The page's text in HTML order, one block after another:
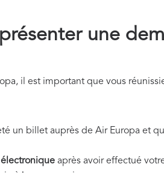
une
il est important que vous
un billet auprès de Air Europa et
électronique après avoir effectué